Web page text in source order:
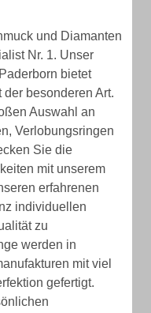
und Diamanten
Nr. 1. Unser
bietet
der besonderen Art.
Auswahl an
Verlobungsringen
Sie die
mit unserem
erfahrenen
individuellen
zu
werden in
mit viel
gefertigt.